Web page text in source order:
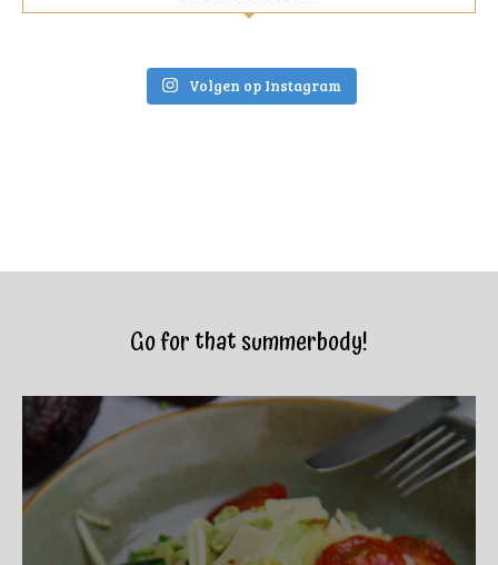
Volgen op Instagram
Go for that summerbody!